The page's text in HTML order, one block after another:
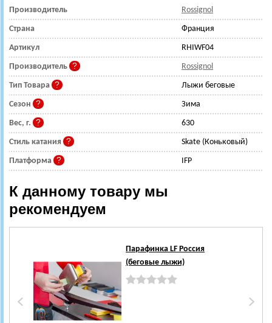
Производитель Rossignol
Страна Франция
Артикул RHIWF04
Производитель Rossignol
Тип Товара Лыжи беговые
Сезон Зима
Вес, г. 630
Стиль катания Skate (Коньковый)
Платформа IFP
К данному товару мы
рекомендуем
Парафинка LF Россия
(беговые лыжи)